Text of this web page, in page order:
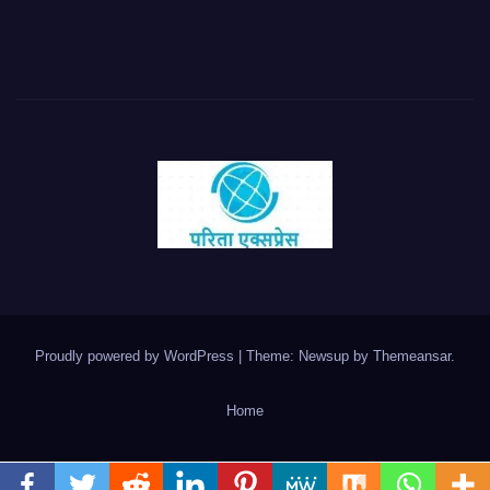
Proudly powered by WordPress Theme: Newsup by Themeansar.
Home